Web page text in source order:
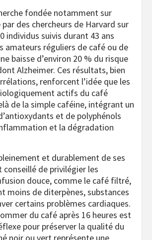
fondée notamment sur
par des chercheurs de Harvard sur
individus suivis durant 43 ans
amateurs réguliers de café ou de
baisse d’environ 20 % du risque
Alzheimer. Ces résultats, bien
renforcent l’idée que les
actifs du café
de la simple caféine, intégrant un
et de polyphénols
et la dégradation
et durablement de ses
de privilégier les
douce, comme le café filtré,
moins de diterpènes, substances
certains problèmes cardiaques.
du café après 16 heures est
pour préserver la qualité du
noir ou vert représente une